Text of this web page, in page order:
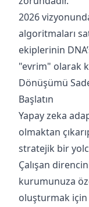
2026
algoritmaları
ekiplerinin
"evrim" olarak
Dönüşümü
Başlatın
Yapay zeka
olmaktan
stratejik bir
Çalışan
kurumunuza
oluşturmak için